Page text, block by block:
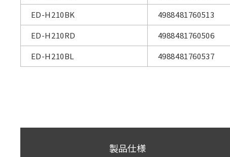
ED-H210BK
4988481760513
ED-H210RD
4988481760506
ED-H210BL
4988481760537
製品仕様